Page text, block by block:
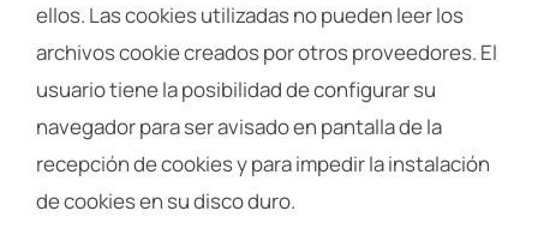
ellos. Las cookies utilizadas no pueden leer los
archivos cookie creados por otros proveedores. El
usuario tiene la posibilidad de configurar su
navegador para ser avisado en pantalla de la
recepción de cookies y para impedir la instalación
de cookies en su disco duro.